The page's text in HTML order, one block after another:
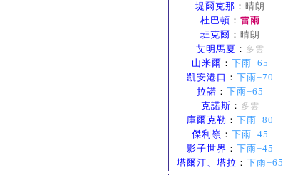
堤爾克那 ： 晴朗
杜巴頓 ： 雷雨
班克爾 ： 晴朗
艾明馬夏 ： 多雲
山米爾 ： 下雨+65
凱安港口 ： 下雨+70
拉諾 ： 下雨+65
克諾斯 ： 多雲
庫爾克勒 ： 下雨+80
傑利嶺 ： 下雨+45
影子世界 ： 下雨+45
塔爾汀、塔拉 ： 下雨+65